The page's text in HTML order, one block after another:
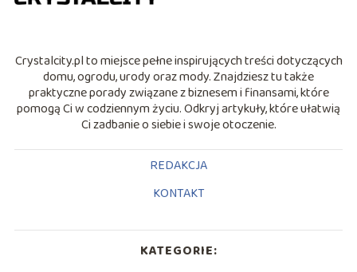
Crystalcity.pl to miejsce pełne inspirujących treści dotyczących
domu, ogrodu, urody oraz mody. Znajdziesz tu także
praktyczne porady związane z biznesem i finansami, które
pomogą Ci w codziennym życiu. Odkryj artykuły, które ułatwią
Ci zadbanie o siebie i swoje otoczenie.
REDAKCJA
KONTAKT
KATEGORIE: